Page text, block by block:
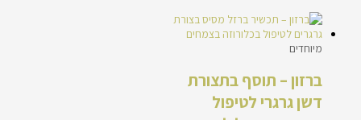
מיוחדים
ברזון – תוסף בתצורת
דשן גרגרי לטיפול